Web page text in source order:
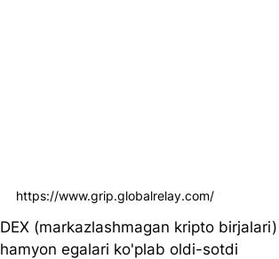
DEX (markazlashmagan kripto
hamyon egalari ko'plab oldi-sotdi
https://www.grip.globalrelay.com/